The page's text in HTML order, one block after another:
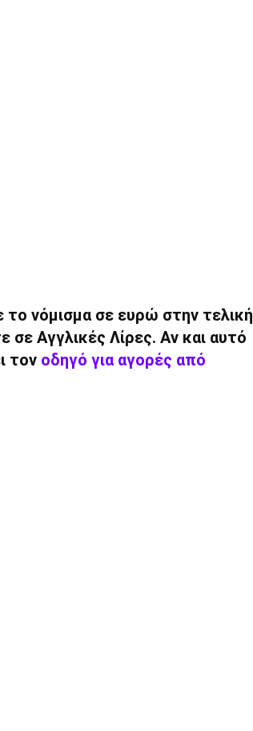
νόμισμα σε ευρώ στην τελική
σε Αγγλικές Λίρες. Αν και αυτό
τον οδηγό για αγορές από